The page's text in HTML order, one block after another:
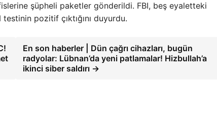
şüpheli paketler gönderildi. FBI, beş eyaletteki
pozitif çıktığını duyurdu.
En son haberler | Dün çağrı cihazları, bugün
radyolar: Lübnan’da yeni patlamalar! Hizbullah’a
ikinci siber saldırı →